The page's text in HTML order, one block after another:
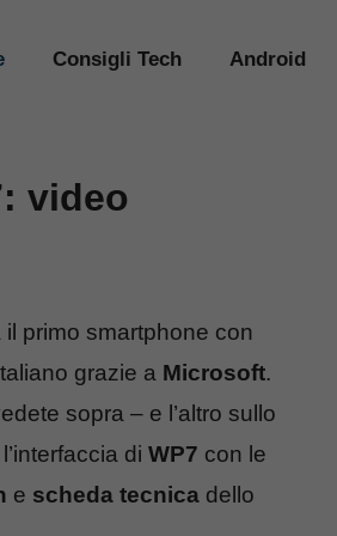
Consigli Tech Android
video
il primo smartphone con
grazie a Microsoft.
sopra – e l’altro sullo
di WP7 con le
e scheda tecnica dello